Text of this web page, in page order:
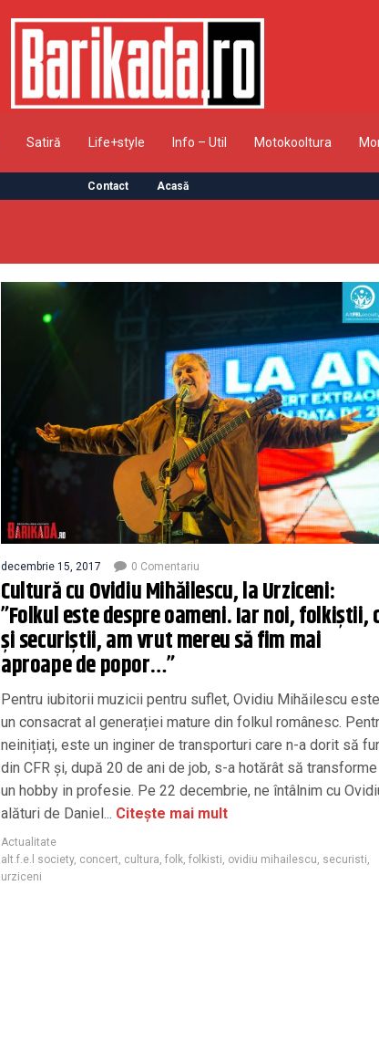
Satiră Life+style Info – Util Motokooltura
Contact Acasă
decembrie 15, 2017 0 Comentariu
Cultură cu Ovidiu Mihăilescu, la Urziceni:
”Folkul este despre oameni. Iar noi, folkiștii,
și securiștii, am vrut mereu să fim mai
aproape de popor…”
Pentru iubitorii muzicii pentru suflet, Ovidiu Mihăilescu este
un consacrat al generației mature din folkul românesc.
neinițiați, este un inginer de transporturi care n-a dorit să
din CFR și, după 20 de ani de job, s-a hotărât să transforme
un hobby in profesie. Pe 22 decembrie, ne întâlnim cu
alături de Daniel... Citește mai mult
Actualitate
alt.f.e.l society, concert cultura folk folkisti ovidiu mihailescu securisti
urziceni